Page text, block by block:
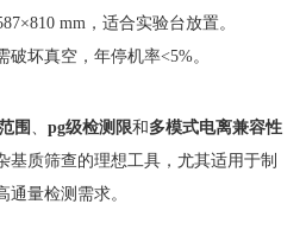
mm，适合实验台放置。
破坏真空，年停机率<5%。
围​ ​pg级检测限​​和​​多模式电离兼容性​​
基质筛查的理想工具，尤其适用于制
量检测需求。